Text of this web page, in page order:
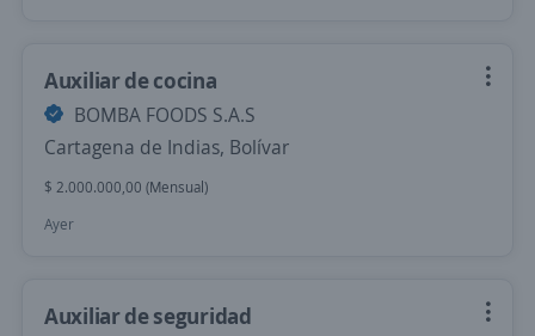
Auxiliar de cocina
BOMBA FOODS S.A.S
Cartagena de Indias, Bolívar
$ 2.000.000,00 (Mensual)
Ayer
Auxiliar de seguridad